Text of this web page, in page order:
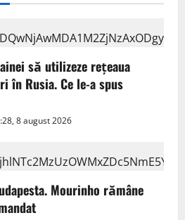
să utilizeze reţeaua
în Rusia. Ce le-a spus
8 august 2026
Mourinho rămâne